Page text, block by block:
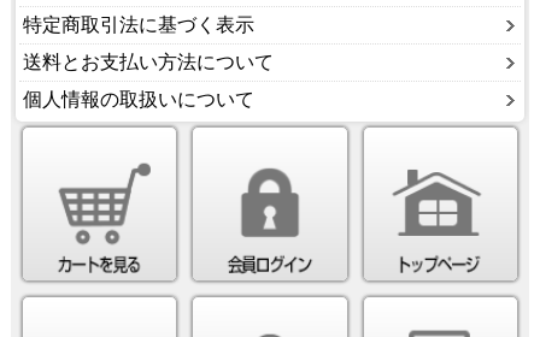
特定商取引法に基づく表示
送料とお支払い方法について
個人情報の取扱いについて